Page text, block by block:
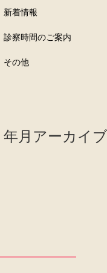
新着情報
診察時間のご案内
その他
年⽉アーカイブ